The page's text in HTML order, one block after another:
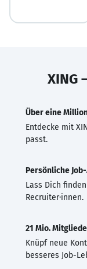
XING
Über eine
Entdecke mit
passt.
Persönliche
Lass Dich
Recruiter·innen.
21 Mio.
Knüpf neue
besseres Job-